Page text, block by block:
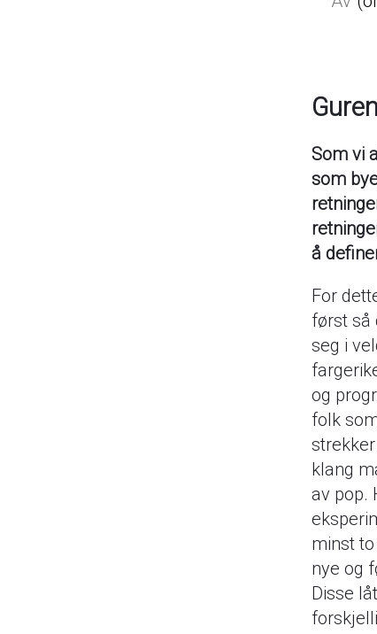
Som vi
som
å
For
først så
seg i
og
folk
klang
av pop.
minst
nye og
Disse